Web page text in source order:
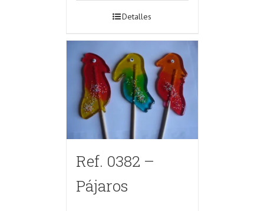
Detalles
Ref. 0382 –
Pájaros